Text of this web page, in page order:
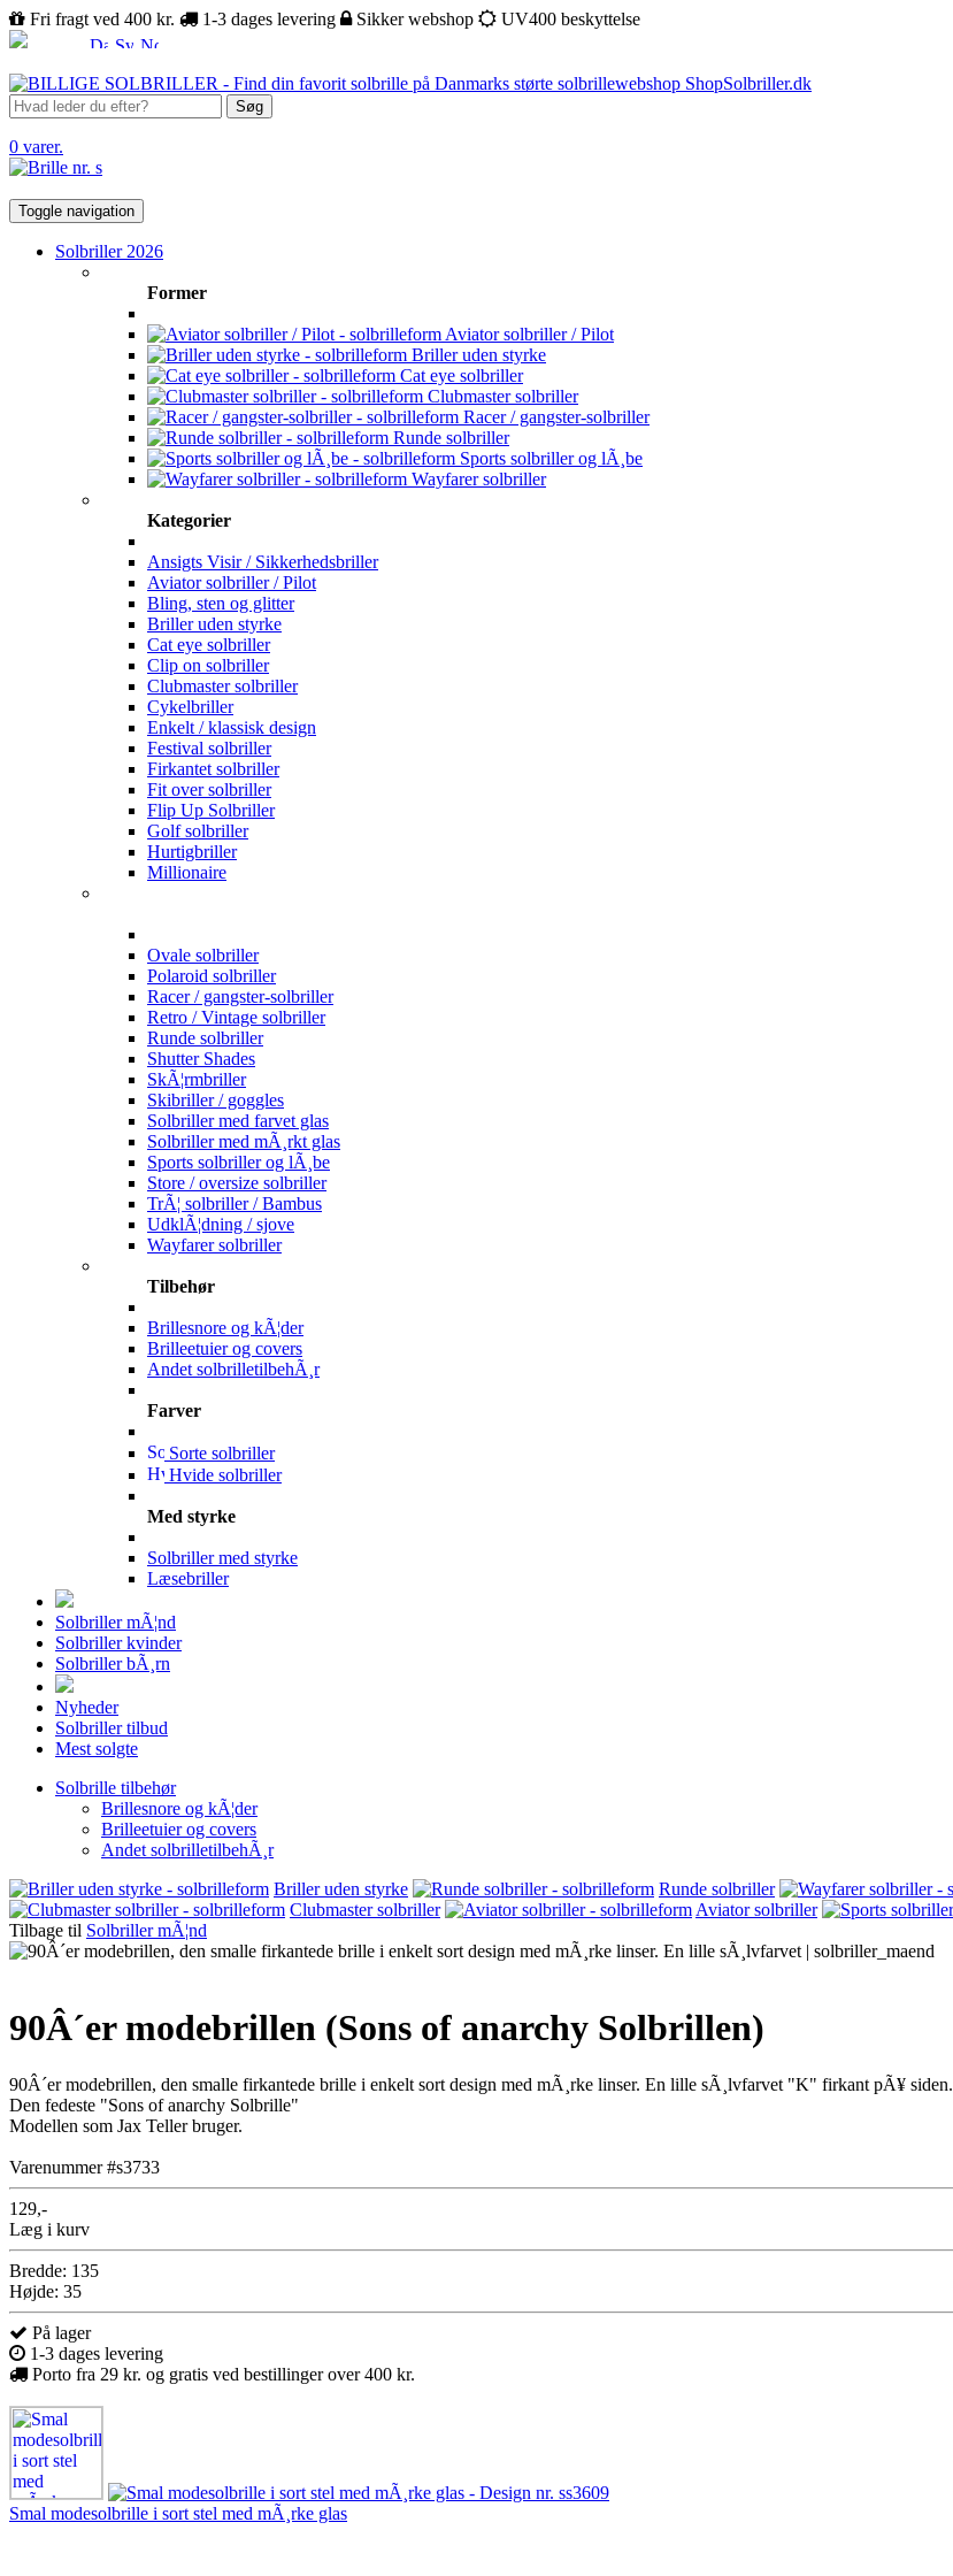
Fri fragt ved 400 kr. 1-3 dages levering Sikker webshop UV400 beskyttelse
Søg
0 varer.
Toggle navigation
Solbriller 2026
Former
Aviator solbriller / Pilot
Briller uden styrke
Cat eye solbriller
Clubmaster solbriller
Racer / gangster-solbriller
Runde solbriller
Sports solbriller og lÃ¸be
Wayfarer solbriller
Kategorier
Ansigts Visir / Sikkerhedsbriller
Aviator solbriller / Pilot
Bling, sten og glitter
Briller uden styrke
Cat eye solbriller
Clip on solbriller
Clubmaster solbriller
Cykelbriller
Enkelt / klassisk design
Festival solbriller
Firkantet solbriller
Fit over solbriller
Flip Up Solbriller
Golf solbriller
Hurtigbriller
Millionaire
Ovale solbriller
Polaroid solbriller
Racer / gangster-solbriller
Retro / Vintage solbriller
Runde solbriller
Shutter Shades
SkÃ¦rmbriller
Skibriller / goggles
Solbriller med farvet glas
Solbriller med mÃ¸rkt glas
Sports solbriller og lÃ¸be
Store / oversize solbriller
TrÃ¦ solbriller / Bambus
UdklÃ¦dning / sjove
Wayfarer solbriller
Tilbehør
Brillesnore og kÃ¦der
Brilleetuier og covers
Andet solbrilletilbehÃ¸r
Farver
Sorte solbriller
Hvide solbriller
Med styrke
Solbriller med styrke
Læsebriller
Solbriller mÃ¦nd
Solbriller kvinder
Solbriller bÃ¸rn
Nyheder
Solbriller tilbud
Mest solgte
Solbrille tilbehør
Brillesnore og kÃ¦der
Brilleetuier og covers
Andet solbrilletilbehÃ¸r
Briller uden styrke
Runde solbriller
Clubmaster solbriller
Aviator solbriller
Tilbage til Solbriller mÃ¦nd
90Â´er modebrillen (Sons of anarchy Solbrillen)
90Â´er modebrillen, den smalle firkantede brille i enkelt sort design med mÃ¸rke linser. En lille sÃ¸lvfarvet "K" firkant pÃ¥ siden.
Den fedeste "Sons of anarchy Solbrille"
Modellen som Jax Teller bruger.
Varenummer #s3733
129,-
Læg i kurv
Bredde: 135
Højde: 35
På lager
1-3 dages levering
Porto fra 29 kr. og gratis ved bestillinger over 400 kr.
Smal modesolbrille i sort stel med mÃ¸rke glas